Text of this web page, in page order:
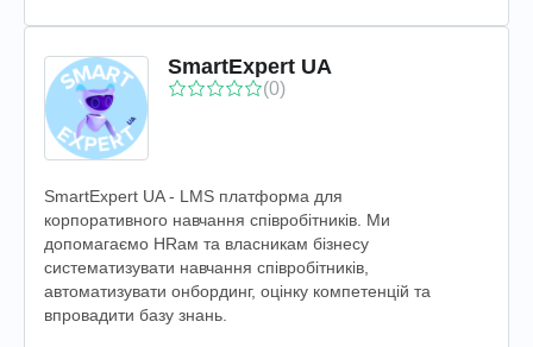
SmartExpert UA
(0)
SmartExpert UA - LMS платформа для
корпоративного навчання співробітників. Ми
допомагаємо HRам та власникам бізнесу
систематизувати навчання співробітників,
автоматизувати онбординг, оцінку компетенцій та
впровадити базу знань.